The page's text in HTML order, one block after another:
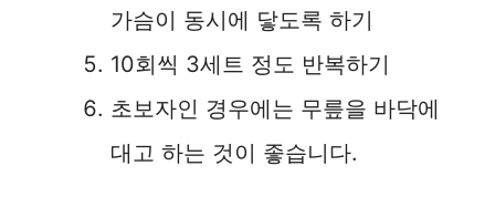
가슴이 동시에 닿도록 하기
10회씩 3세트 정도 반복하기
초보자인 경우에는 무릎을 바닥에
대고 하는 것이 좋습니다.